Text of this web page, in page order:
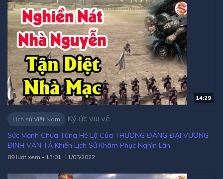
14:29
Lịch sử Việt Nam Ký ức vui vẻ
Sức Mạnh Chưa Từng Hé Lộ Của THƯỢNG ĐẲNG ĐẠI VƯƠNG
ĐINH VẲN TẢ Khiến Lịch Sử Khâm Phục Nghìn Lần
89 lượt xem - 13:01, 11/05/2022